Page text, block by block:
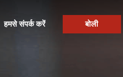
हमसे संपर्क करें बोली